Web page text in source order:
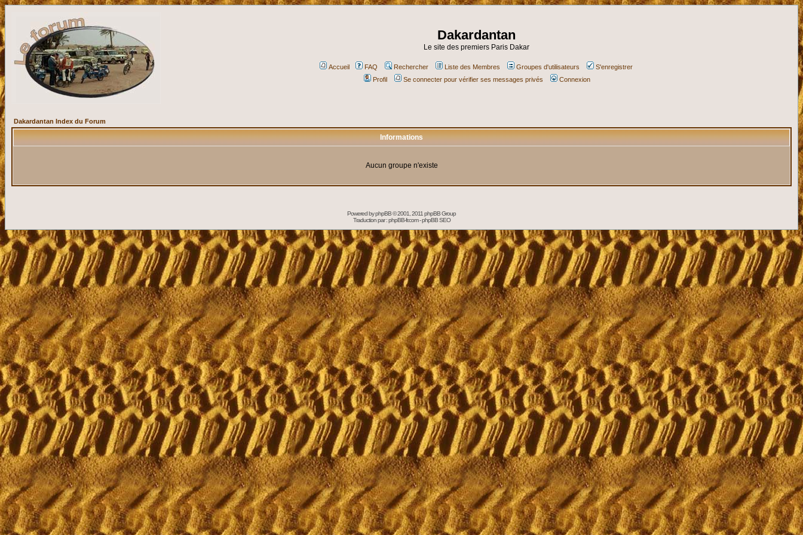
Dakardantan
Le site des premiers Paris Dakar
Accueil FAQ Rechercher Liste des Membres Groupes d'utilisateurs
S'enregistrer
Profil
Se connecter pour vérifier ses messages privés Connexion
Dakardantan Index du Forum
Informations
Aucun groupe n'existe
Powered byphpBB© 2001, 2011 phpBB Group
Traduction par :phpBB-fr.com-phpBB SEO